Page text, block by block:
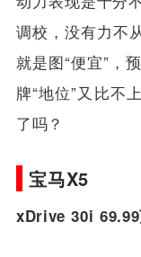
至于动力方面，
动力表现是十分
调校，没有力不
牌“地位”又比不
了吗？